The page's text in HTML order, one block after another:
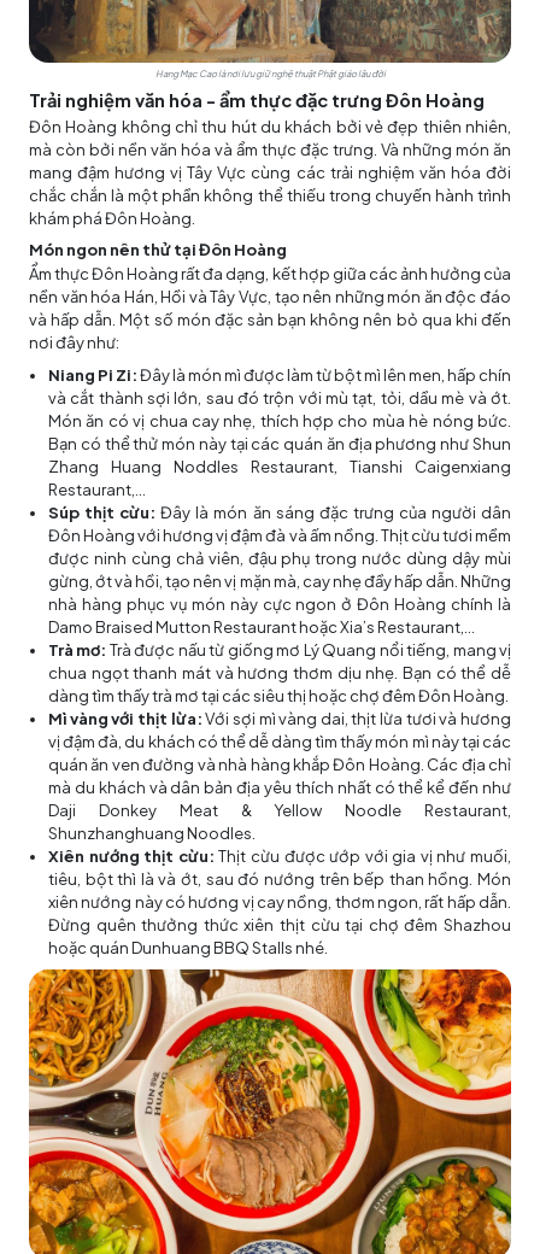
Hang Mạc Cao là nơi lưu giữ nghệ thuật Phật giáo lâu đời
Trải nghiệm văn hóa - ẩm thực đặc trưng Đôn Hoàng
Đôn Hoàng không chỉ thu hút du khách bởi vẻ đẹp thiên nhiên,
mà còn bởi nền văn hóa và ẩm thực đặc trưng. Và những món ăn
mang đậm hương vị Tây Vực cùng các trải nghiệm văn hóa đời
chắc chắn là một phần không thể thiếu trong chuyến hành trình
khám phá Đôn Hoàng.
Món ngon nên thử tại Đôn Hoàng
Ẩm thực Đôn Hoàng rất đa dạng, kết hợp giữa các ảnh hưởng của
nền văn hóa Hán, Hồi và Tây Vực, tạo nên những món ăn độc đáo
và hấp dẫn. Một số món đặc sản bạn không nên bỏ qua khi đến
nơi đây như:
Niang Pi Zi:Đây là món mì được làm từ bột mì lên men, hấp chín
và cắt thành sợi lớn, sau đó trộn với mù tạt, tỏi, dầu mè và ớt.
Món ăn có vị chua cay nhẹ, thích hợp cho mùa hè nóng bức.
Bạn có thể thử món này tại các quán ăn địa phương như Shun
Zhang Huang Noddles Restaurant, Tianshi Caigenxiang
Restaurant,...
Súp thịt cừu: Đây là món ăn sáng đặc trưng của người dân
Đôn Hoàng với hương vị đậm đà và ấm nồng. Thịt cừu tươi mềm
được ninh cùng chả viên, đậu phụ trong nước dùng dậy mùi
gừng, ớt và hồi, tạo nên vị mặn mà, cay nhẹ đầy hấp dẫn. Những
nhà hàng phục vụ món này cực ngon ở Đôn Hoàng chính là
Damo Braised Mutton Restaurant hoặc Xia’s Restaurant,...
Trà mơ: Trà được nấu từ giống mơ Lý Quang nổi tiếng, mang vị
chua ngọt thanh mát và hương thơm dịu nhẹ. Bạn có thể dễ
dàng tìm thấy trà mơ tại các siêu thị hoặc chợ đêm Đôn Hoàng.
Mì vàng với thịt lừa:Với sợi mì vàng dai, thịt lừa tươi và hương
vị đậm đà, du khách có thể dễ dàng tìm thấy món mì này tại các
quán ăn ven đường và nhà hàng khắp Đôn Hoàng. Các địa chỉ
mà du khách và dân bản địa yêu thích nhất có thể kể đến như
Daji Donkey Meat & Yellow Noodle Restaurant,
Shunzhanghuang Noodles.
Xiên nướng thịt cừu:Thịt cừu được ướp với gia vị như muối,
tiêu, bột thì là và ớt, sau đó nướng trên bếp than hồng. Món
xiên nướng này có hương vị cay nồng, thơm ngon, rất hấp dẫn.
Đừng quên thưởng thức xiên thịt cừu tại chợ đêm Shazhou
hoặc quán Dunhuang BBQ Stalls nhé.